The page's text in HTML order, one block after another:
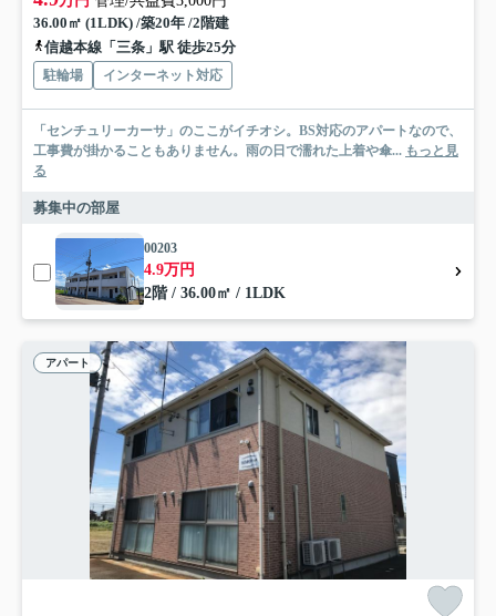
36.00㎡ (1LDK) /築20年 /2階建
信越本線「三条」駅 徒歩25分
駐輪場 インターネット対応
「センチュリーカーサ」のここがイチオシ。BS対応のアパートなので、
工事費が掛かることもありません。雨の日で濡れた上着や傘... もっと見
る
募集中の部屋
00203
4.9万円
2階 / 36.00㎡ / 1LDK
アパート